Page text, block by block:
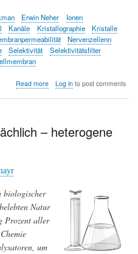
Erwin Neher
Ionen
Kanäle Kristallographie
Kristalle
Nervenzellenn
Selektivität
Selektivitätsfilter
Read moreabout
die
Log into post comments
– heterogene
biologischer
Natur
Prozent aller
um